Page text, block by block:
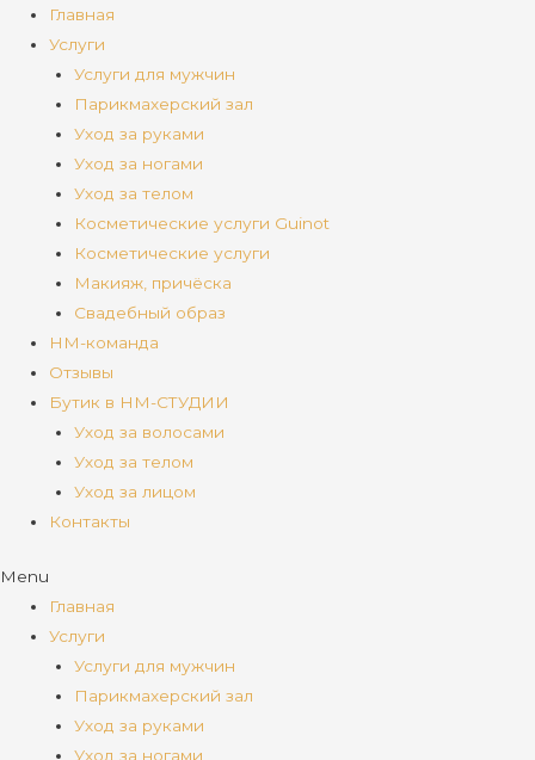
Главная
Услуги
Услуги для мужчин
Парикмахерский зал
Уход за руками
Уход за ногами
Уход за телом
Косметические услуги Guinot
Косметические услуги
Макияж, причёска
Свадебный образ
НМ-команда
Отзывы
Бутик в НМ-СТУДИИ
Уход за волосами
Уход за телом
Уход за лицом
Контакты
Menu
Главная
Услуги
Услуги для мужчин
Парикмахерский зал
Уход за руками
Уход за ногами